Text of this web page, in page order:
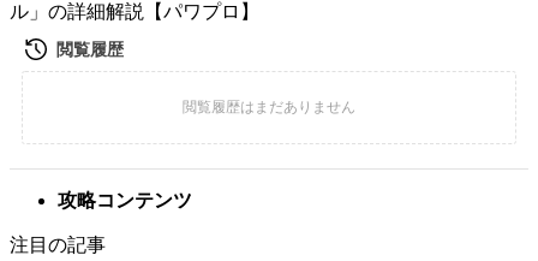
ル」の詳細解説【パワプロ】
攻略コンテンツ
注目の記事